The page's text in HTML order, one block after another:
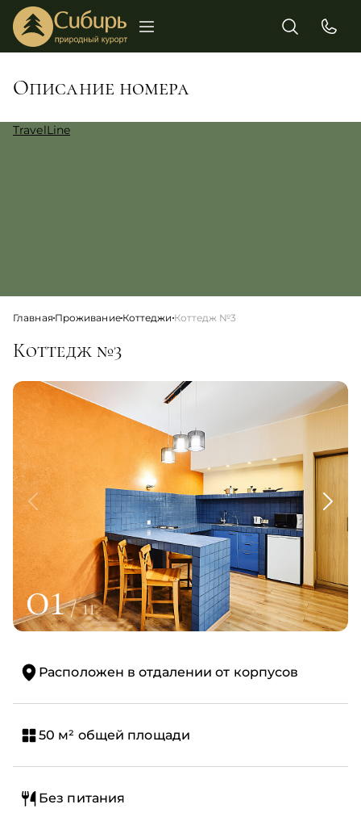
Описание номера
TravelLine
ГлавнаяПроживаниеКоттеджи Коттедж №3
Коттедж №3
01/11
Расположен в отдалении от корпусов
50 м² общей площади
Без питания